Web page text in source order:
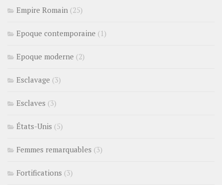
Empire Romain (25)
Epoque contemporaine (1)
Epoque moderne (2)
Esclavage (3)
Esclaves (3)
États-Unis (5)
Femmes remarquables (3)
Fortifications (3)